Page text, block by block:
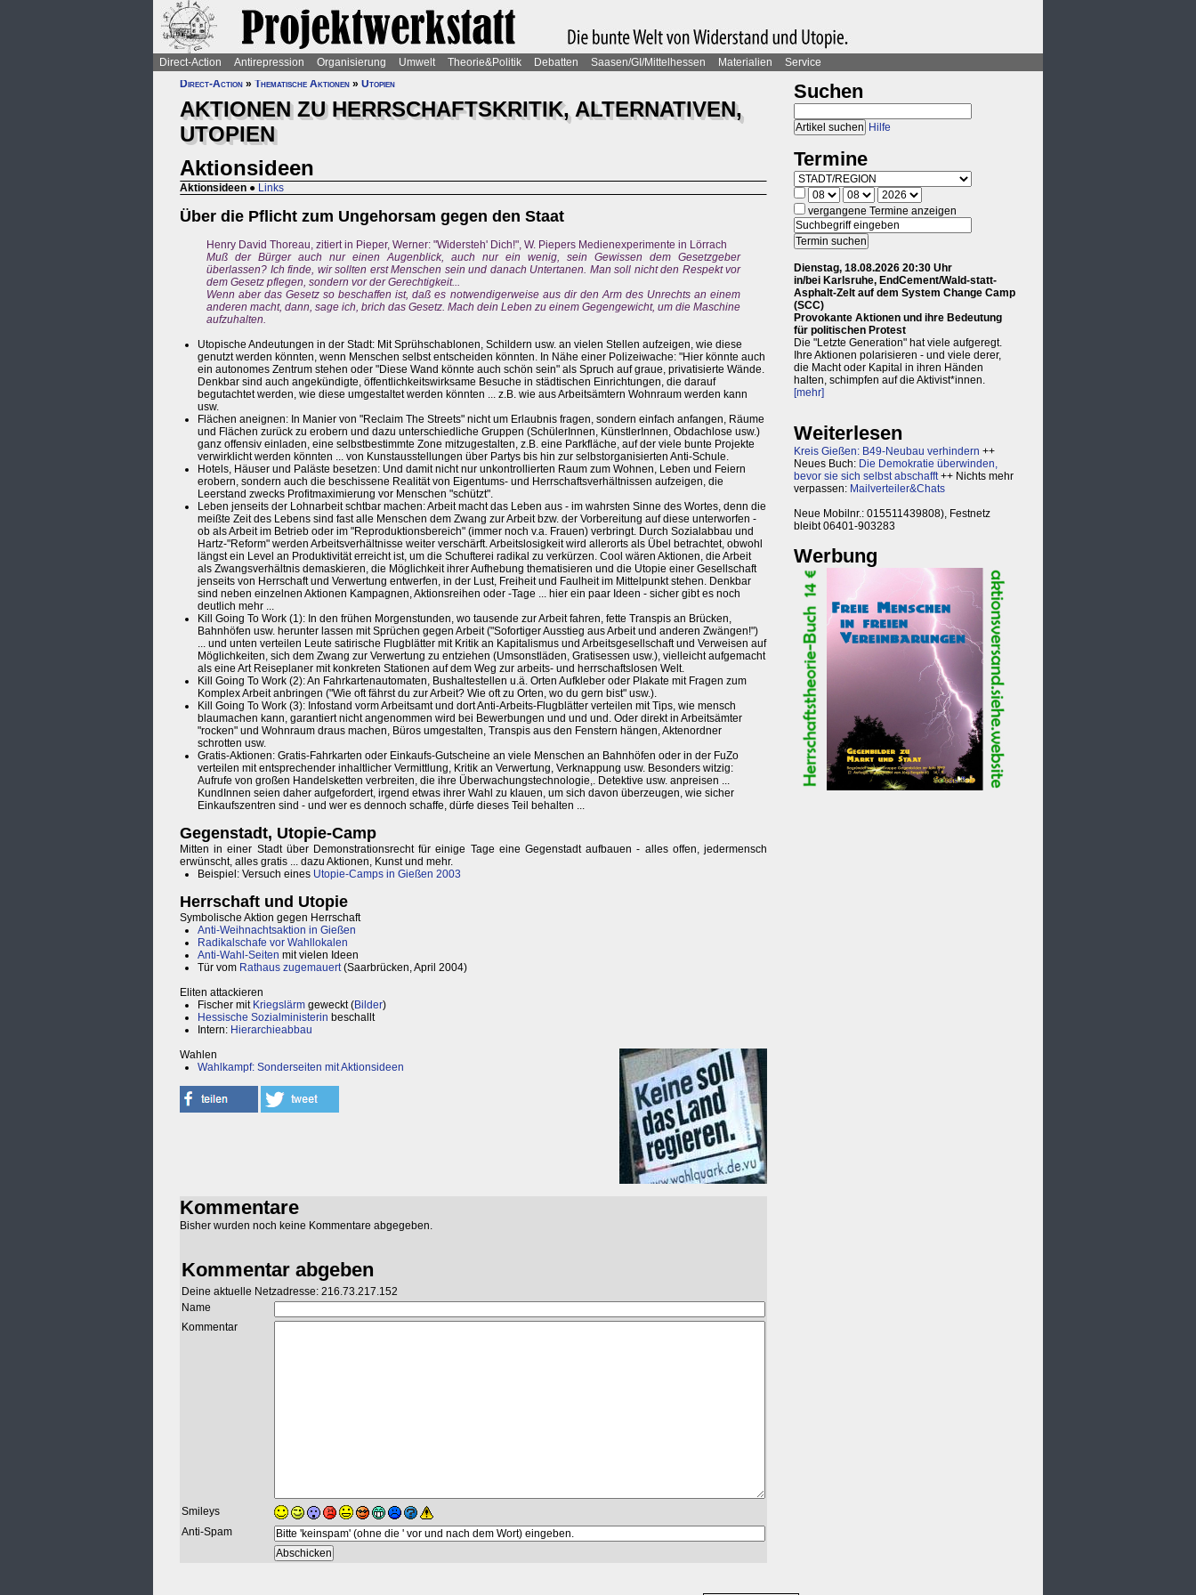
Direct-Action Antirepression Organisierung Umwelt Theorie&Politik Debatten Saasen/GI/Mittelhessen Materialien
Service
Direct-Action » Thematische Aktionen » Utopien
AKTIONEN ZU HERRSCHAFTSKRITIK, ALTERNATIVEN,
UTOPIEN
Aktionsideen
Aktionsideen ● Links
Über die Pflicht zum Ungehorsam gegen den Staat
Henry David Thoreau, zitiert in Pieper, Werner: "Widersteh' Dich!", W. Piepers Medienexperimente in Lörrach
Muß der Bürger auch nur einen Augenblick, auch nur ein wenig, sein Gewissen dem Gesetzgeber
überlassen? Ich finde, wir sollten erst Menschen sein und danach Untertanen. Man soll nicht den Respekt vor
dem Gesetz pflegen, sondern vor der Gerechtigkeit...
Wenn aber das Gesetz so beschaffen ist, daß es notwendigerweise aus dir den Arm des Unrechts an einem
anderen macht, dann, sage ich, brich das Gesetz. Mach dein Leben zu einem Gegengewicht, um die Maschine
aufzuhalten.
Utopische Andeutungen in der Stadt: Mit Sprühschablonen, Schildern usw. an vielen Stellen aufzeigen, wie diese
genutzt werden könnten, wenn Menschen selbst entscheiden könnten. In Nähe einer Polizeiwache: "Hier könnte auch
ein autonomes Zentrum stehen oder "Diese Wand könnte auch schön sein" als Spruch auf graue, privatisierte Wände.
Denkbar sind auch angekündigte, öffentlichkeitswirksame Besuche in städtischen Einrichtungen, die darauf
begutachtet werden, wie diese umgestaltet werden könnten ... z.B. wie aus Arbeitsämtern Wohnraum werden kann
usw.
Flächen aneignen: In Manier von "Reclaim The Streets" nicht um Erlaubnis fragen, sondern einfach anfangen, Räume
und Flächen zurück zu erobern und dazu unterschiedliche Gruppen (SchülerInnen, KünstlerInnen, Obdachlose usw.)
ganz offensiv einladen, eine selbstbestimmte Zone mitzugestalten, z.B. eine Parkfläche, auf der viele bunte Projekte
verwirklicht werden könnten ... von Kunstausstellungen über Partys bis hin zur selbstorganisierten Anti-Schule.
Hotels, Häuser und Paläste besetzen: Und damit nicht nur unkontrollierten Raum zum Wohnen, Leben und Feiern
erobern, sondern auch die beschissene Realität von Eigentums- und Herrschaftsverhältnissen aufzeigen, die
Leerstand zwecks Profitmaximierung vor Menschen "schützt".
Leben jenseits der Lohnarbeit schtbar machen: Arbeit macht das Leben aus - im wahrsten Sinne des Wortes, denn die
meißte Zeit des Lebens sind fast alle Menschen dem Zwang zur Arbeit bzw. der Vorbereitung auf diese unterworfen -
ob als Arbeit im Betrieb oder im "Reproduktionsbereich" (immer noch v.a. Frauen) verbringt. Durch Sozialabbau und
Hartz-"Reform" werden Arbeitsverhältnisse weiter verschärft. Arbeitslosigkeit wird allerorts als Übel betrachtet, obwohl
längst ein Level an Produktivität erreicht ist, um die Schufterei radikal zu verkürzen. Cool wären Aktionen, die Arbeit
als Zwangsverhältnis demaskieren, die Möglichkeit ihrer Aufhebung thematisieren und die Utopie einer Gesellschaft
jenseits von Herrschaft und Verwertung entwerfen, in der Lust, Freiheit und Faulheit im Mittelpunkt stehen. Denkbar
sind neben einzelnen Aktionen Kampagnen, Aktionsreihen oder -Tage ... hier ein paar Ideen - sicher gibt es noch
deutlich mehr ...
Kill Going To Work (1): In den frühen Morgenstunden, wo tausende zur Arbeit fahren, fette Transpis an Brücken,
Bahnhöfen usw. herunter lassen mit Sprüchen gegen Arbeit ("Sofortiger Ausstieg aus Arbeit und anderen Zwängen!")
... und unten verteilen Leute satirische Flugblätter mit Kritik an Kapitalismus und Arbeitsgesellschaft und Verweisen auf
Möglichkeiten, sich dem Zwang zur Verwertung zu entziehen (Umsonstläden, Gratisessen usw.), vielleicht aufgemacht
als eine Art Reiseplaner mit konkreten Stationen auf dem Weg zur arbeits- und herrschaftslosen Welt.
Kill Going To Work (2): An Fahrkartenautomaten, Bushaltestellen u.ä. Orten Aufkleber oder Plakate mit Fragen zum
Komplex Arbeit anbringen ("Wie oft fährst du zur Arbeit? Wie oft zu Orten, wo du gern bist" usw.).
Kill Going To Work (3): Infostand vorm Arbeitsamt und dort Anti-Arbeits-Flugblätter verteilen mit Tips, wie mensch
blaumachen kann, garantiert nicht angenommen wird bei Bewerbungen und und und. Oder direkt in Arbeitsämter
"rocken" und Wohnraum draus machen, Büros umgestalten, Transpis aus den Fenstern hängen, Aktenordner
schrotten usw.
Gratis-Aktionen: Gratis-Fahrkarten oder Einkaufs-Gutscheine an viele Menschen an Bahnhöfen oder in der FuZo
verteilen mit entsprechender inhaltlicher Vermittlung, Kritik an Verwertung, Verknappung usw. Besonders witzig:
Aufrufe von großen Handelsketten verbreiten, die ihre Überwachungstechnologie,. Detektive usw. anpreisen ...
KundInnen seien daher aufgefordert, irgend etwas ihrer Wahl zu klauen, um sich davon überzeugen, wie sicher
Einkaufszentren sind - und wer es dennoch schaffe, dürfe dieses Teil behalten ...
Gegenstadt, Utopie-Camp
Mitten in einer Stadt über Demonstrationsrecht für einige Tage eine Gegenstadt aufbauen - alles offen, jedermensch
erwünscht, alles gratis ... dazu Aktionen, Kunst und mehr.
Beispiel: Versuch eines Utopie-Camps in Gießen 2003
Herrschaft und Utopie
Symbolische Aktion gegen Herrschaft
Anti-Weihnachtsaktion in Gießen
Radikalschafe vor Wahllokalen
Anti-Wahl-Seiten mit vielen Ideen
Tür vom Rathaus zugemauert(Saarbrücken, April 2004)
Eliten attackieren
Fischer mit Kriegslärm geweckt (Bilder)
Hessische Sozialministerin beschallt
Intern: Hierarchieabbau
Wahlen
Wahlkampf: Sonderseiten mit Aktionsideen
Kommentare
Bisher wurden noch keine Kommentare abgegeben.
Kommentar abgeben
Deine aktuelle Netzadresse: 216.73.217.152
Name
Kommentar
Smileys
Anti-Spam
Suchen
Hilfe
Termine
vergangene Termine anzeigen
Dienstag, 18.08.2026 20:30 Uhr
in/bei Karlsruhe, EndCement/Wald-statt-
Asphalt-Zelt auf dem System Change Camp
(SCC)
Provokante Aktionen und ihre Bedeutung
für politischen Protest
Die "Letzte Generation" hat viele aufgeregt.
Ihre Aktionen polarisieren - und viele derer,
die Macht oder Kapital in ihren Händen
halten, schimpfen auf die Aktivist*innen.
[mehr]
Weiterlesen
Kreis Gießen: B49-Neubau verhindern ++
Neues Buch: Die Demokratie überwinden,
bevor sie sich selbst abschafft++ Nichts mehr
verpassen: Mailverteiler&Chats
Neue Mobilnr.: 015511439808), Festnetz
bleibt 06401-903283
Werbung